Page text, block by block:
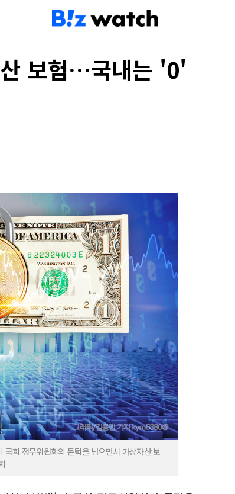
산 보험…국내는 '0'
회 정무위원회의 문턱을 넘으면서 가상자산 보